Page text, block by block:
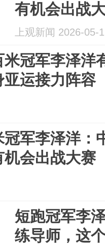
有机会出战
上观新闻 2026-05-
米冠军李泽洋
运接力阵容
军李泽洋：
机会出战大赛
短跑冠军李
练导师，这